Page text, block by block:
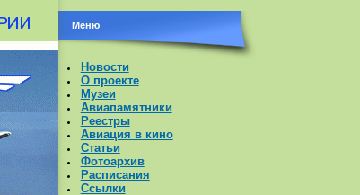
Меню
Новости
О проекте
Музеи
Авиапамятники
Реестры
Авиация в кино
Статьи
Фотоархив
Расписания
Ссылки